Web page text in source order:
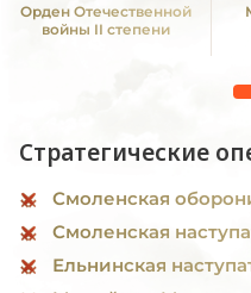
Орден Отечественной
войны II степени
Стратегические
Смоленская
Смоленская
Ельнинская